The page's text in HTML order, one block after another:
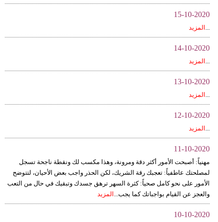
15-10-2020
... المزيد
14-10-2020
... المزيد
13-10-2020
... المزيد
12-10-2020
... المزيد
11-10-2020
مهنياً: أصبحت الأمور أكثر دقة ومرونة، وهذا مكسب لك ونقطة ناجحة تسجل
لمصلحتك عاطفياً: تعجبك رقة الشريك، لكن الحذر واجب بعض الأحيان، لتتوضح
الأمور على نحو كامل صحياً: كثرة السهر ترهق جسدك وتبقيك في حال من التعب
والعجز عن القيام بواجباتك كما يجب... المزيد
10-10-2020